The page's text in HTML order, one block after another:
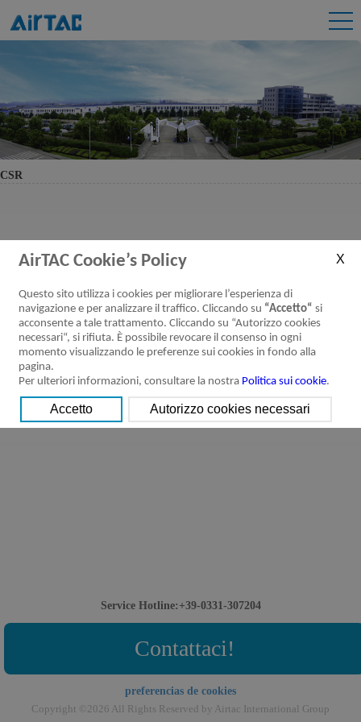
CSR
AirTAC Cookie’s Policy
Questo sito utilizza i cookies per migliorare l’esperienza di
navigazione e per analizzare il traffico. Cliccando su “Accetto“ si
acconsente a tale trattamento. Cliccando su “Autorizzo cookies
necessari“, si rifiuta. È possibile revocare il consenso in ogni
momento visualizzando le preferenze sui cookies in fondo alla
pagina.
Per ulteriori informazioni, consultare la nostra Politica sui cookie.
Service Hotline:+39-0331-307204
Contattaci!
preferencias de cookies
Copyright ©2026 All Rights Reserved by Airtac International Group